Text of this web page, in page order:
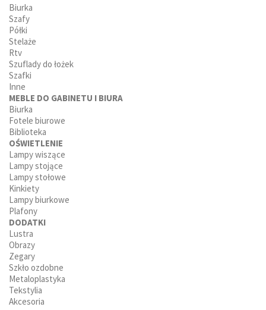
Biurka
Szafy
Półki
Stelaże
Rtv
Szuflady do łożek
Szafki
Inne
MEBLE DO GABINETU I BIURA
Biurka
Fotele biurowe
Biblioteka
OŚWIETLENIE
Lampy wiszące
Lampy stojące
Lampy stołowe
Kinkiety
Lampy biurkowe
Plafony
DODATKI
Lustra
Obrazy
Zegary
Szkło ozdobne
Metaloplastyka
Tekstylia
Akcesoria